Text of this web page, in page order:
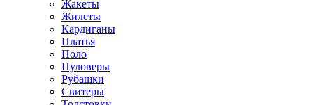
Жакеты
Жилеты
Кардиганы
Платья
Поло
Пуловеры
Рубашки
Свитеры